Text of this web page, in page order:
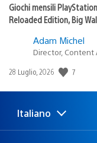
Giochi mensili
Reloaded Edition, Big
Adam Michel
Director, Content
Data
pubblicazione:
28 Luglio, 2026 7
Seleziona
una
Regione
attuale:
Italiano